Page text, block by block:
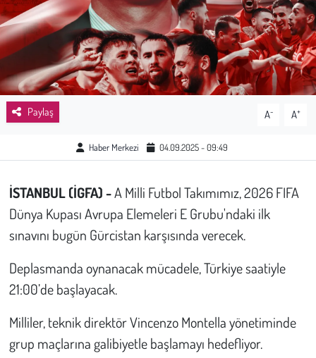
Paylaş A- A+
Haber Merkezi 04.09.2025 - 09:49
İSTANBUL (İGFA) -A Milli Futbol Takımımız, 2026 FIFA
Dünya Kupası Avrupa Elemeleri E Grubu'ndaki ilk
sınavını bugün Gürcistan karşısında verecek.
Deplasmanda oynanacak mücadele, Türkiye saatiyle
21:00’de başlayacak.
Milliler, teknik direktör Vincenzo Montella yönetiminde
grup maçlarına galibiyetle başlamayı hedefliyor.
Emek
Spor
Çocuk
İnsan Hakları
Hayvan Hakları
Çevre
Galeri
Günün İçinden